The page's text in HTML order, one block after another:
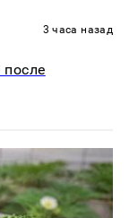
3 часа назад